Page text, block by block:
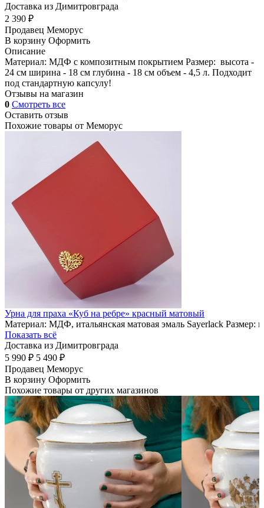
Доставка из Димитровграда
2 390 ₽
Продавец Меморус
В корзину Оформить
Описание
Материал: МДФ с композитным покрытием Размер: высота -
24 см ширина - 18 см глубина - 18 см объем - 4,5 л. Подходит
под стандартную капсулу!
Отзывы на магазин
0 Смотреть все
Оставить отзыв
Похожие товары от Меморус
Урна для праха «Куб на ребре» красный матовый
Материал: МДФ, итальянская матовая эмаль Sayerlack
Показать всё
Доставка из Димитровграда
5 990 ₽ 5 490 ₽
Продавец Меморус
В корзину Оформить
Похожие товары от других магазинов